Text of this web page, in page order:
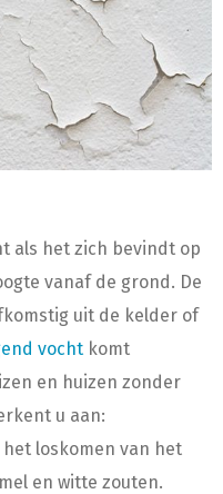
als het zich bevindt op
vanaf de grond. De
uit de kelder of
vocht komt
en huizen zonder
u aan:
loskomen van het
en witte zouten.